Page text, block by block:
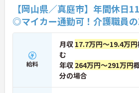
【岡山県／真庭市】年間休日
◎マイカー通勤可！介護職員
給料
月収 17.7万円～19.4万円
む
年収 264万円～291万円
分の場合